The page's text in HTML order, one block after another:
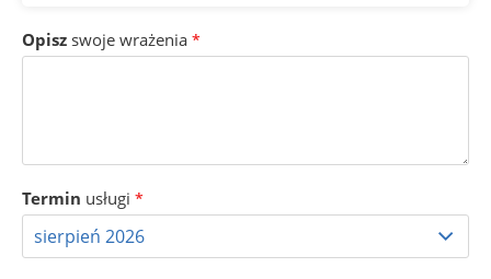
Opisz swoje wrażenia *
Termin usługi *